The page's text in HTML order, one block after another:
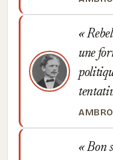
une
Bon